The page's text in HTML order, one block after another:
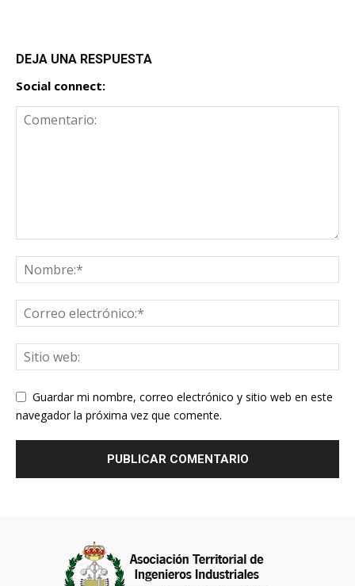
DEJA UNA RESPUESTA
Social connect:
Guardar mi nombre, correo electrónico y sitio web en este
navegador la próxima vez que comente.